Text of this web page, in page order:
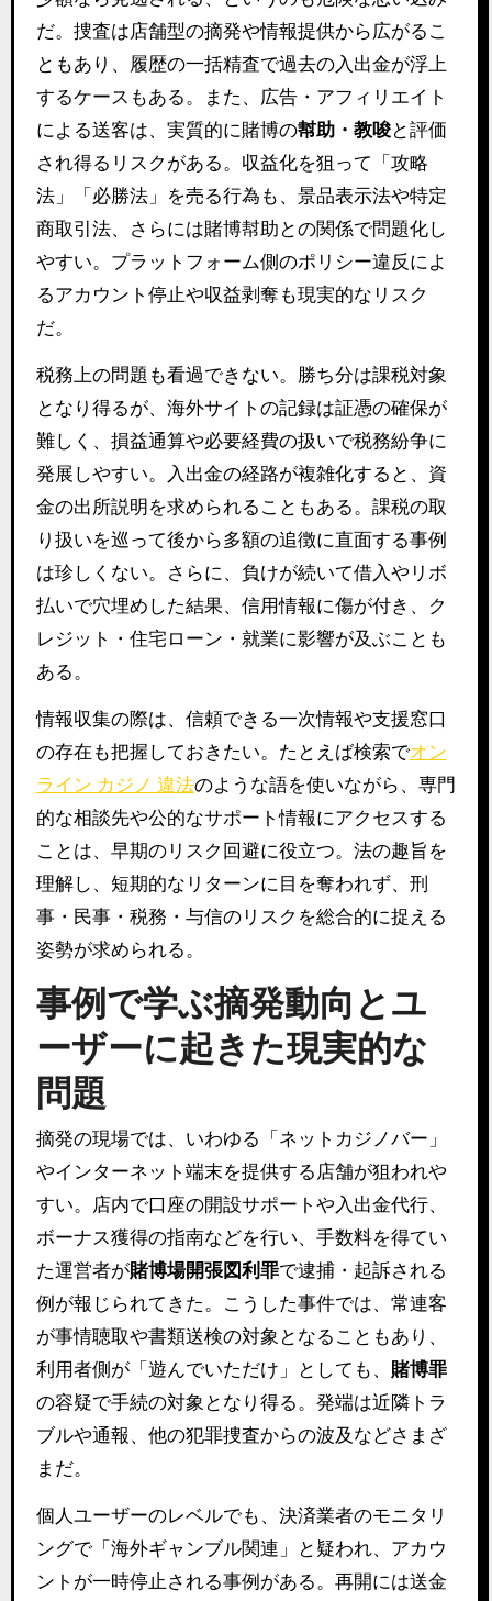
だ。捜査は店舗型の摘発や情報提供から広がるこ
ともあり、履歴の一括精査で過去の入出金が浮上
するケースもある。また、広告・アフィリエイト
による送客は、実質的に賭博の幇助・教唆と評価
され得るリスクがある。収益化を狙って「攻略
法」「必勝法」を売る行為も、景品表示法や特定
商取引法、さらには賭博幇助との関係で問題化し
やすい。プラットフォーム側のポリシー違反によ
るアカウント停止や収益剥奪も現実的なリスク
だ。
税務上の問題も看過できない。勝ち分は課税対象
となり得るが、海外サイトの記録は証憑の確保が
難しく、損益通算や必要経費の扱いで税務紛争に
発展しやすい。入出金の経路が複雑化すると、資
金の出所説明を求められることもある。課税の取
り扱いを巡って後から多額の追徴に直面する事例
は珍しくない。さらに、負けが続いて借入やリボ
払いで穴埋めした結果、信用情報に傷が付き、ク
レジット・住宅ローン・就業に影響が及ぶことも
ある。
情報収集の際は、信頼できる一次情報や支援窓口
の存在も把握しておきたい。たとえば検索でオン
ライン カジノ 違法のような語を使いながら、専門
的な相談先や公的なサポート情報にアクセスする
ことは、早期のリスク回避に役立つ。法の趣旨を
理解し、短期的なリターンに目を奪われず、刑
事・民事・税務・与信のリスクを総合的に捉える
姿勢が求められる。
事例で学ぶ摘発動向とユ
ーザーに起きた現実的な
問題
摘発の現場では、いわゆる「ネットカジノバー」
やインターネット端末を提供する店舗が狙われや
すい。店内で口座の開設サポートや入出金代行、
ボーナス獲得の指南などを行い、手数料を得てい
た運営者が賭博場開張図利罪で逮捕・起訴される
例が報じられてきた。こうした事件では、常連客
が事情聴取や書類送検の対象となることもあり、
利用者側が「遊んでいただけ」としても、 賭博罪
の容疑で手続の対象となり得る。発端は近隣トラ
ブルや通報、他の犯罪捜査からの波及などさまざ
まだ。
個人ユーザーのレベルでも、決済業者のモニタリ
ングで「海外ギャンブル関連」と疑われ、アカウ
ントが一時停止される事例がある。再開には送金